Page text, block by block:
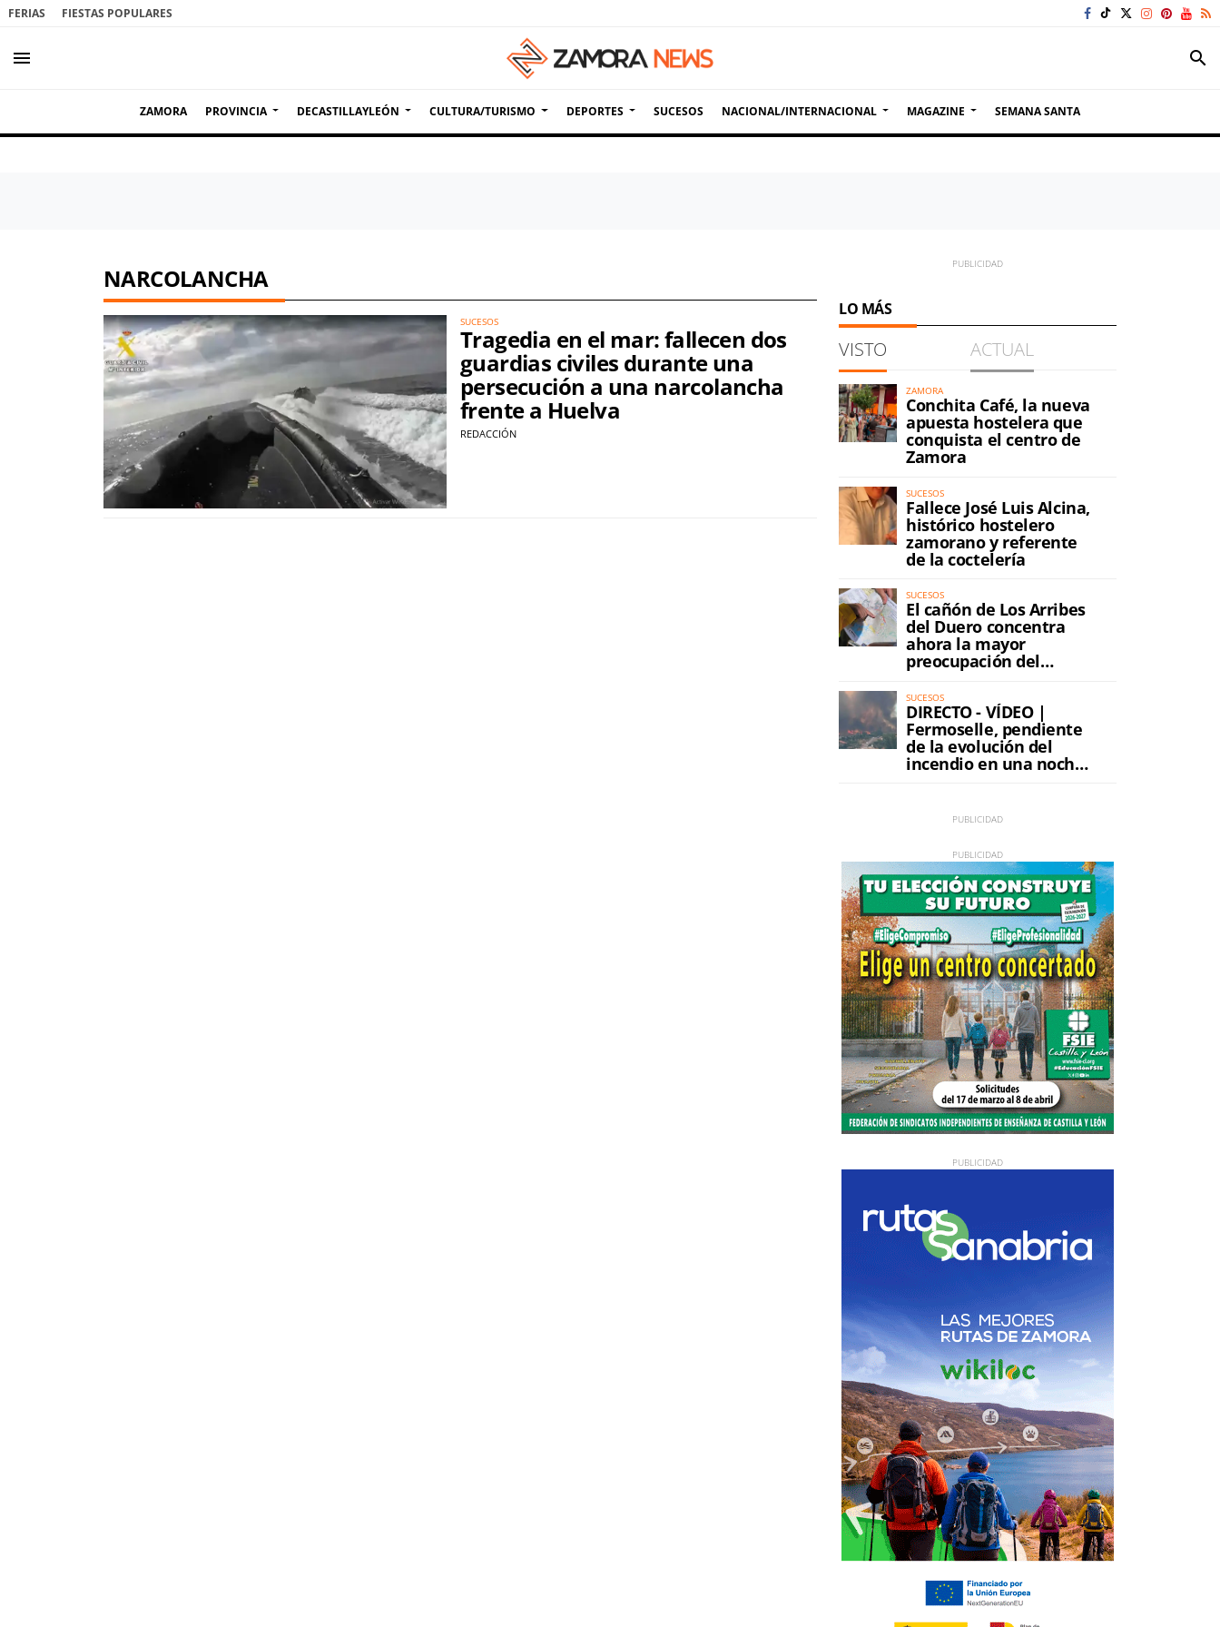
FERIAS FIESTAS POPULARES
menu search
ZAMORA PROVINCIA DECASTILLAYLEÓN CULTURA/TURISMO DEPORTES SUCESOS NACIONAL/INTERNACIONAL MAGAZINE SEMANA SANTA
NARCOLANCHA
SUCESOS
Tragedia en el mar: fallecen dos
guardias civiles durante una
persecución a una narcolancha
frente a Huelva
REDACCIÓN
LO MÁS
VISTO ACTUAL
ZAMORA
Conchita Café, la nueva
apuesta hostelera que
conquista el centro de
Zamora
SUCESOS
Fallece José Luis Alcina,
histórico hostelero
zamorano y referente
de la coctelería
SUCESOS
El cañón de Los Arribes
del Duero concentra
ahora la mayor
preocupación del
incendio
SUCESOS
DIRECTO - VÍDEO |
Fermoselle, pendiente
de la evolución del
incendio en una noche